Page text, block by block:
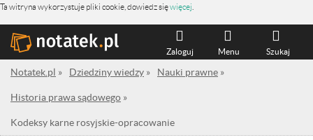
Ta witryna wykorzystuje pliki cookie, dowiedz sięwięcej
Szukaj
Menu
Zaloguj
Notatek.pl » Dziedziny wiedzy » Nauki prawne »
Historia prawa sądowego »
Kodeksy karne rosyjskie-opracowanie